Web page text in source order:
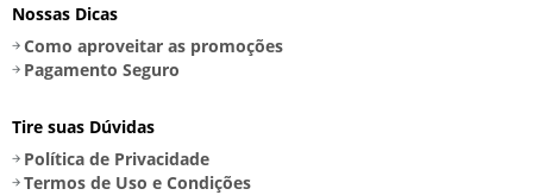
Nossas Dicas
Como aproveitar as promoções
Pagamento Seguro
Tire suas Dúvidas
Política de Privacidade
Termos de Uso e Condições